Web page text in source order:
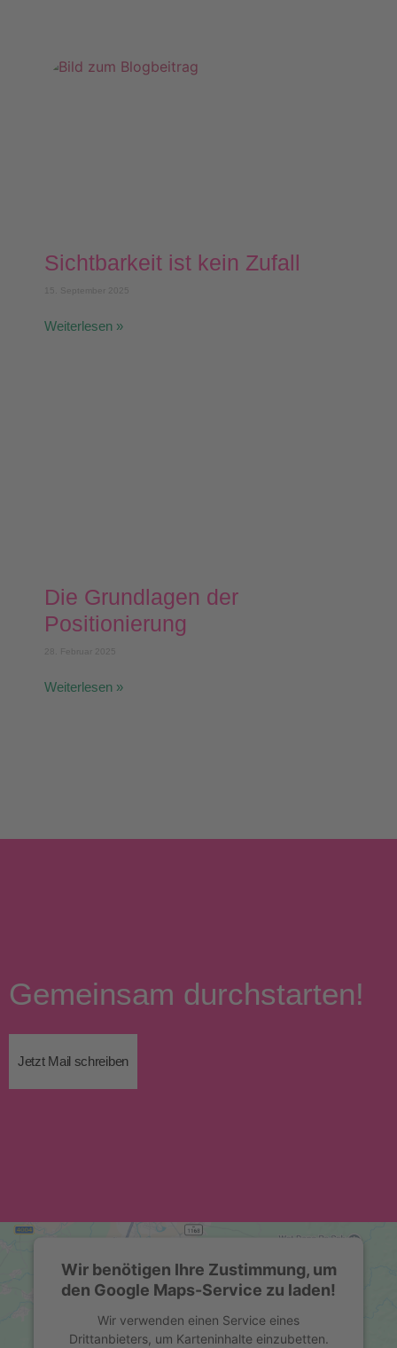
Sichtbarkeit ist kein Zufall
Weiterlesen »
Die Grundlagen der
Positionierung
28. Februar 2025
Weiterlesen »
Gemeinsam durchstarten!
Jetzt Mail schreiben
Wir benötigen Ihre Zustimmung, um
den Google Maps-Service zu laden!
Wir verwenden einen Service eines
Drittanbieters, um Karteninhalte einzubetten.